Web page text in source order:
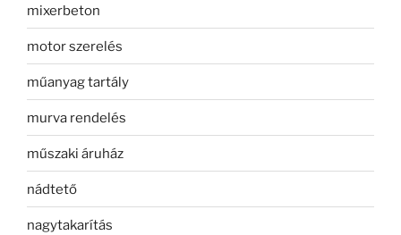
mixerbeton
motor szerelés
műanyag tartály
murva rendelés
műszaki áruház
nádtető
nagytakarítás